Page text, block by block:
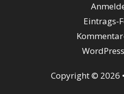
Eintrags-
Copyright © 2026 •